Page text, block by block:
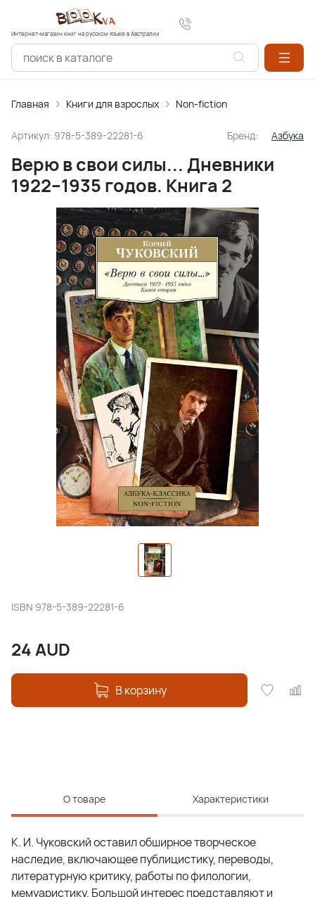
Интернет-магазин книг на русском языке в Австралии
Главная Книги для взрослых Non-fiction
Артикул: 978-5-389-22281-6 Бренд: Азбука
Верю в свои силы... Дневники
1922–1935 годов. Книга 2
ISBN 978-5-389-22281-6
24AUD
В корзину
О товаре Характеристики
К. И. Чуковский оставил обширное творческое
наследие, включающее публицистику, переводы,
литературную критику, работы по филологии,
мемуаристику. Большой интерес представляют и